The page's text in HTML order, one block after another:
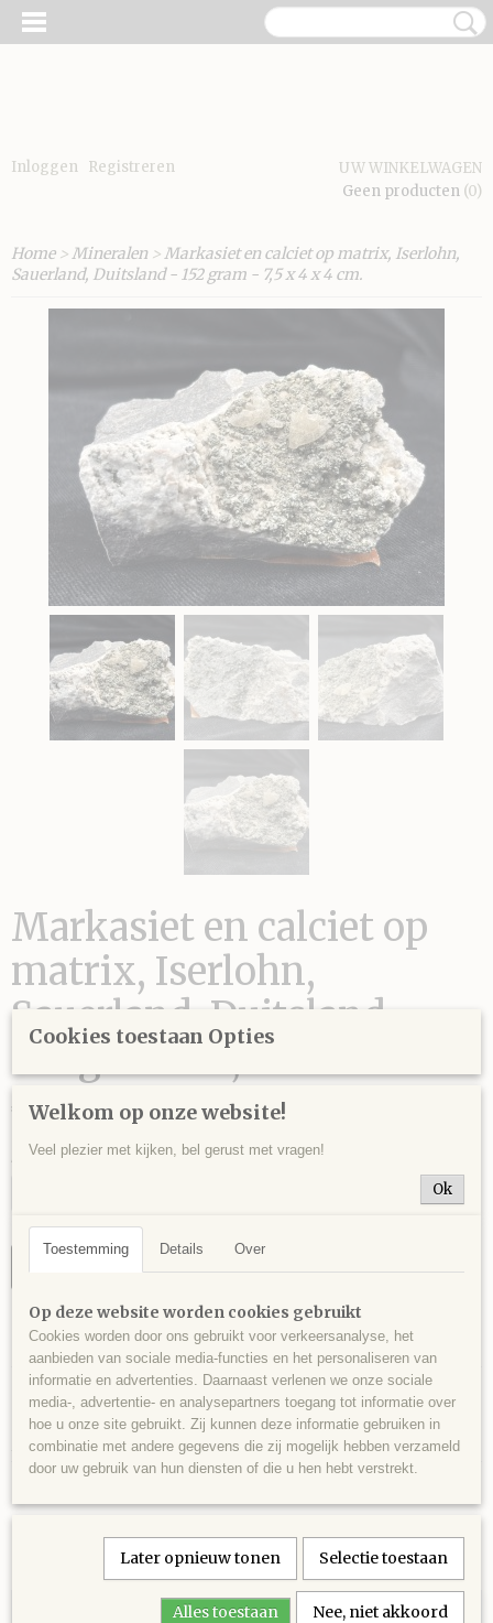
Inloggen Registreren
UW WINKELWAGEN
Geen producten (0)
Home>Mineralen >Markasiet en calciet op matrix, Iserlohn,
Sauerland, Duitsland - 152 gram - 7,5 x 4 x 4 cm.
Markasiet en calciet op
matrix, Iserlohn,
Sauerland, Duitsland -
152 gram - 7,5 x 4 x 4 cm.
€ 16,00
Aantal
IN WINKELWAGEN
Specificaties
Productcode
MAR0002
EAN code
534
Omschrijving
Markasiet en calciet op matrix, Iserlohn, Sauerland, Duitsland - 152 gram
- 7,5 x 4 x 4 cm.
Ook interessant
Cookies toestaan Opties
Welkom op onze website!
Veel plezier met kijken, bel gerust met vragen!
Ok
Toestemming Details Over
Op deze website worden cookies gebruikt
Cookies worden door ons gebruikt voor verkeersanalyse, het
aanbieden van sociale media-functies en het personaliseren van
informatie en advertenties. Daarnaast verlenen we onze sociale
media-, advertentie- en analysepartners toegang tot informatie over
hoe u onze site gebruikt. Zij kunnen deze informatie gebruiken in
combinatie met andere gegevens die zij mogelijk hebben verzameld
door uw gebruik van hun diensten of die u hen hebt verstrekt.
Later opnieuw tonen Selectie toestaan
Alles toestaan Nee, niet akkoord